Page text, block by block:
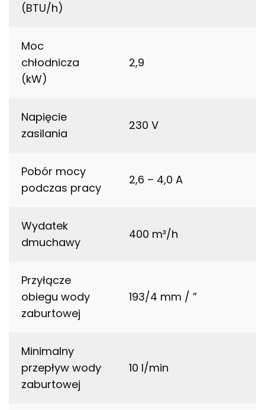
(BTU/h)
Moc
chłodnicza
(kW)
2,9
Napięcie
zasilania
230 V
Pobór mocy
podczas pracy
2,6 – 4,0 A
Wydatek
dmuchawy
400 m³/h
Przyłącze
obiegu wody
zaburtowej
193/4 mm / ”
Minimalny
przepływ wody
zaburtowej
10 l/min